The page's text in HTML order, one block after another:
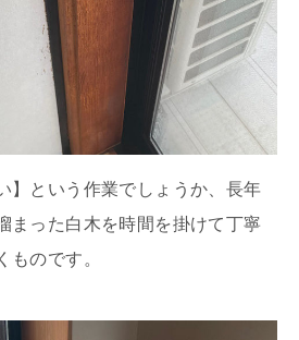
】という作業でしょうか、長年
まった白木を時間を掛けて丁寧
ものです。